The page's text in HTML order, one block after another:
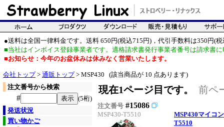
●送料は全国一律料金です。送料 650円(税込715円)，代引手数料は350円(税
■当社はインボイス登録事業者です。適格請求書発行事業者番号は請求書
■お知らせ：今年のお盆休みは休みなく営業いたします。
会社トップ> 通販トップ> MSP430 (該当商品が 10 点あります)
注文番号から検索
#
(5桁)
発送状況
買い物かご
現在1ページ目です。 前ペ
注文番号 #15086
MSP430-T5510
MSP430マイコ
T5510